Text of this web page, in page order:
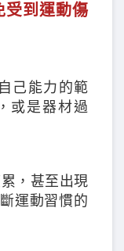
受到運動傷
己能力的範
或是器材過
累，甚至出現
運動習慣的